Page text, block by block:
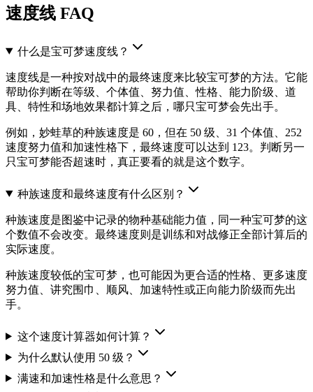
速度线 FAQ
什么是宝可梦速度线？
速度线是一种按对战中的最终速度来比较宝可梦的方法。它能
帮助你判断在等级、个体值、努力值、性格、能力阶级、道
具、特性和场地效果都计算之后，哪只宝可梦会先出手。
例如，妙蛙草的种族速度是 60，但在 50 级、31 个体值、252
速度努力值和加速性格下，最终速度可以达到 123。判断另一
只宝可梦能否超速时，真正要看的就是这个数字。
种族速度和最终速度有什么区别？
种族速度是图鉴中记录的物种基础能力值，同一种宝可梦的这
个数值不会改变。最终速度则是训练和对战修正全部计算后的
实际速度。
种族速度较低的宝可梦，也可能因为更合适的性格、更多速度
努力值、讲究围巾、顺风、加速特性或正向能力阶级而先出
手。
这个速度计算器如何计算？
为什么默认使用 50 级？
满速和加速性格是什么意思？